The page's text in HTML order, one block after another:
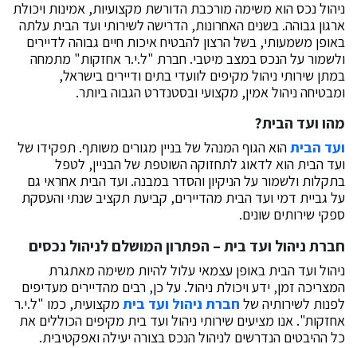
ניהול נכס הוא משימה מורכבת הדורשת מקצועיות, אמינות ויכולת
ארגון גבוהה. בשנים האחרונות, הדרישה לשירותי ועד הבית עלתה
באופן משמעותי, בשל הרצון להבטיח איכות חיים גבוהה לדיירים
ולשמור על הנכס במצב מיטבי. חברת "ל.י.ר אחזקות" מתמחה
במתן שירותי ניהול מקיפים לוועדי בתים ודיירים בישראל,
ומבטיחה ניהול אמין, מקצועי ובסטנדרט הגבוה ביותר.
מהו ועד הבית?
ועד הביתהוא הגוף המנהל של בניין מגורים משותף. תפקידו של
ועד הבית הוא לדאוג לתחזוקה השוטפת של הבניין, לטפל
בתקלות ולשמור על הניקיון והסדר במבנה. ועד הבית אחראי גם
על גביית דמי ועד הבית מהדיירים, קביעת תקציב שנתי והעסקת
ספקי שירותים שונים.
חברת ניהול ועד בית – הפתרון המושלם לניהול נכסים
ניהול ועד הבית באופן עצמאי עלול להיות משימה מאתגרת
המצריכה זמן, ידע ויכולת ניהול. על כן, רבים מהדיירים מעדיפים
לפנות לשירותיה של חברת ניהול ועד ביתמקצועית, כמו "ל.י.ר
אחזקות". אנו מציעים שירותי ניהול ועד בית מקיפים הכוללים את
כל ההיבטים הנדרשים לניהול הנכס בצורה יעילה ואפקטיבית.